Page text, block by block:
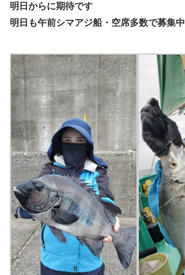
明日からに期待です
明日も午前シマアジ船・空席多数で募集中